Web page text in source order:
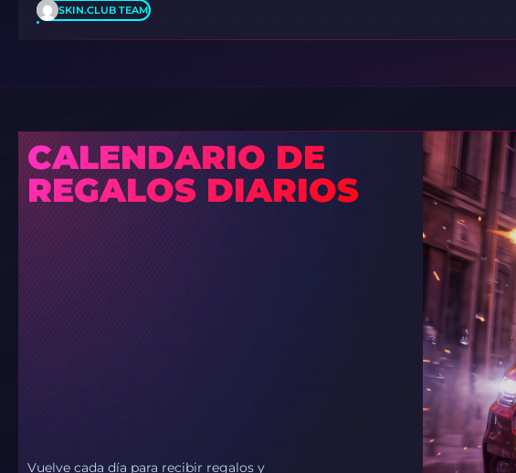
SKIN.CLUB TEAM
CALENDARIO DE
REGALOS DIARIOS
Vuelve cada día para recibir regalos y